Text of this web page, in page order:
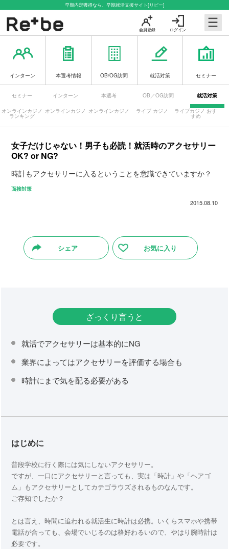
早期内定獲得なら、早期就活支援サイト[リビー]
ログイン
会員登録
インターン 本選考情報 OB/OG訪問 就活対策 セミナー
セミナー インターン 本選考 OB／OG訪問 就活対策
オンラインカジノ
ランキング
オンラインカジノ オンラインカジノ ライブ カジノ ライブカジノ おす
すめ
女子だけじゃない！男子も必読！就活時のアクセサリー
OK? or NG?
時計もアクセサリーに入るということを意識できていますか？
面接対策
2015.08.10
シェア お気に入り
ざっくり言うと
就活でアクセサリーは基本的にNG
業界によってはアクセサリーを評価する場合も
時計にまで気を配る必要がある
はじめに
普段学校に行く際には気にしないアクセサリー。
ですが、一口にアクセサリーと言っても、実は「時計」や「ヘアゴ
ム」もアクセサリーとしてカテゴラウズされるものなんです。
ご存知でしたか？
とは言え、時間に追われる就活生に時計は必携。いくらスマホや携帯
電話が合っても、会場でいじるのは格好わるいので、やはり腕時計は
必要です。